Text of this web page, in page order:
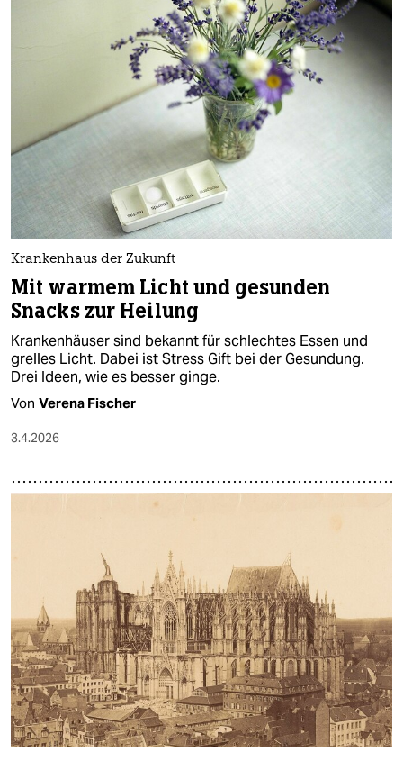
Krankenhaus der Zukunft
Mit warmem Licht und gesunden
Snacks zur Heilung
Krankenhäuser sind bekannt für schlechtes Essen und
grelles Licht. Dabei ist Stress Gift bei der Gesundung.
Drei Ideen, wie es besser ginge.
Von Verena Fischer
3.4.2026